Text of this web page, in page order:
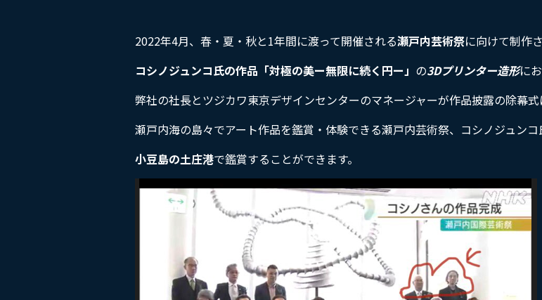
2022年4月、春・夏・秋と1年間に渡って開催される瀬戸内芸術祭に向けて制作
コシノジュンコ氏の作品「対極の美ー無限に続く円ー」 の3Dプリンター造形に
弊社の社長とツジカワ東京デザインセンターのマネージャーが作品披露の除幕式
瀬戸内海の島々でアート作品を鑑賞・体験できる瀬戸内芸術祭、コシノジュン
小豆島の土庄港で鑑賞することができます。